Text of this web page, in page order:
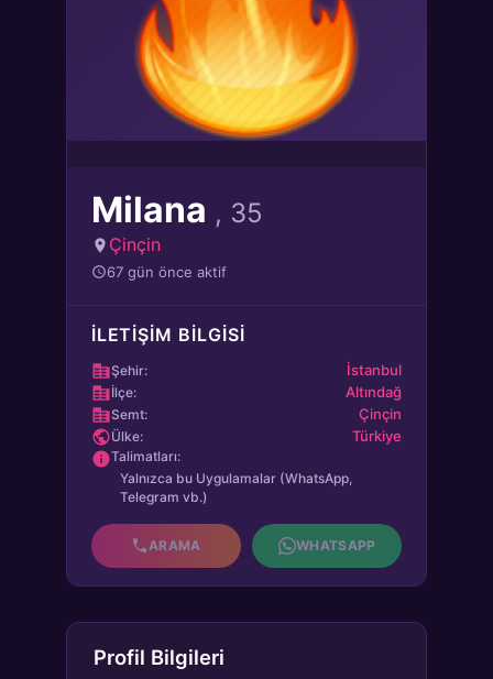
Milana , 35
Çinçin
67 gün önce aktif
İLETIŞIM BILGISI
Şehir: İstanbul
İlçe: Altındağ
Semt: Çinçin
Ülke: Türkiye
Talimatları:
Yalnızca bu Uygulamalar (WhatsApp,
Telegram vb.)
ARAMA WHATSAPP
Profil Bilgileri